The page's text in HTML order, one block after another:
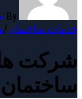
خدمات ساختمان/
شرکت
ساختمان